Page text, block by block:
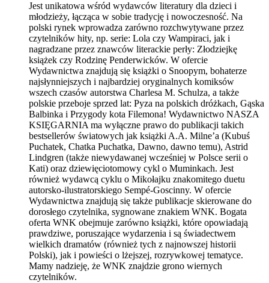
Jest unikatowa wśród wydawców literatury dla dzieci i
młodzieży, łącząca w sobie tradycję i nowoczesność. Na
polski rynek wprowadza zarówno rozchwytywane przez
czytelników hity, np. serie: Lola czy Wampiraci, jak i
nagradzane przez znawców literackie perły: Złodziejkę
książek czy Rodzinę Penderwicków. W ofercie
Wydawnictwa znajdują się książki o Snoopym, bohaterze
najsłynniejszych i najbardziej oryginalnych komiksów
wszech czasów autorstwa Charlesa M. Schulza, a także
polskie przeboje sprzed lat: Pyza na polskich dróżkach, Gąska
Balbinka i Przygody kota Filemona! Wydawnictwo NASZA
KSIĘGARNIA ma wyłączne prawo do publikacji takich
bestsellerów światowych jak książki A.A. Milne’a (Kubuś
Puchatek, Chatka Puchatka, Dawno, dawno temu), Astrid
Lindgren (także niewydawanej wcześniej w Polsce serii o
Kati) oraz dziewięciotomowy cykl o Muminkach. Jest
również wydawcą cyklu o Mikołajku znakomitego duetu
autorsko-ilustratorskiego Sempé-Goscinny. W ofercie
Wydawnictwa znajdują się także publikacje skierowane do
dorosłego czytelnika, sygnowane znakiem WNK. Bogata
oferta WNK obejmuje zarówno książki, które opowiadają
prawdziwe, poruszające wydarzenia i są świadectwem
wielkich dramatów (również tych z najnowszej historii
Polski), jak i powieści o lżejszej, rozrywkowej tematyce.
Mamy nadzieję, że WNK znajdzie grono wiernych
czytelników.